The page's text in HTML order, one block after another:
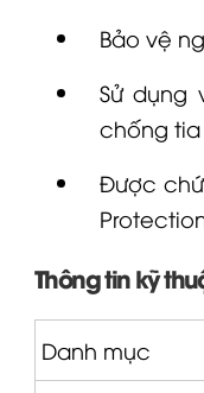
Bảo vệ
Sử dụng
chống tia
Được
Thông tin kỹ
Danh mục